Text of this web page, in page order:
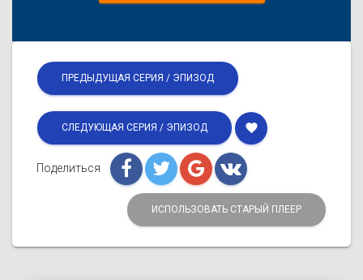
ПРЕДЫДУЩАЯ СЕРИЯ / ЭПИЗОД
СЛЕДУЮЩАЯ СЕРИЯ / ЭПИЗОД favorite
Поделиться
ИСПОЛЬЗОВАТЬ СТАРЫЙ ПЛЕЕР